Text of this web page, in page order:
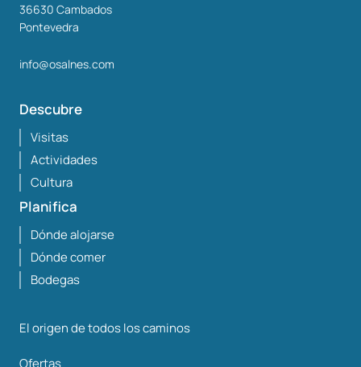
36630 Cambados
Pontevedra
info@osalnes.com
Descubre
Visitas
Actividades
Cultura
Planifica
Dónde alojarse
Dónde comer
Bodegas
El origen de todos los caminos
Ofertas